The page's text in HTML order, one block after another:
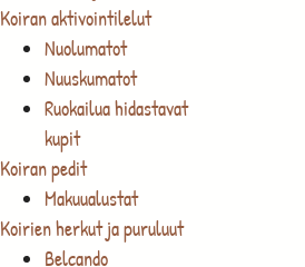
Koiran aktivointilelut
Nuolumatot
Nuuskumatot
Ruokailua hidastavat
kupit
Koiran pedit
Makuualustat
Koirien herkut ja puruluut
Belcando